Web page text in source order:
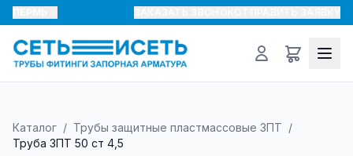
Каталог / Трубы защитные пластмассовые ЗПТ /
Труба ЗПТ 50 ст 4,5